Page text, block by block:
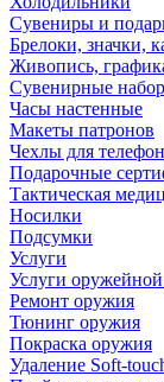
Сувениры и
Брелоки, значки,
Живопись,
Сувенирные
Часы настенные
Макеты патронов
Чехлы для
Подарочные
Тактическая
Носилки
Подсумки
Услуги
Услуги оружейной
Ремонт оружия
Тюнинг оружия
Покраска оружия
Удаление Soft-